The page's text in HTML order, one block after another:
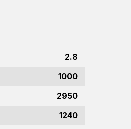
2.8
1000
2950
1240